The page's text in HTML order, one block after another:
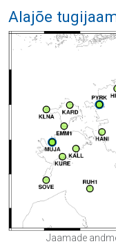
Alajõe
Jaamade